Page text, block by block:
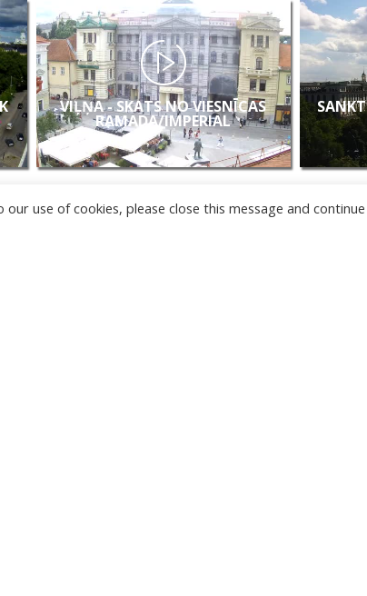
VIĻŅA - SKATS NO VIESNĪCAS
RAMADA/IMPERIAL
use of cookies, please close this message and